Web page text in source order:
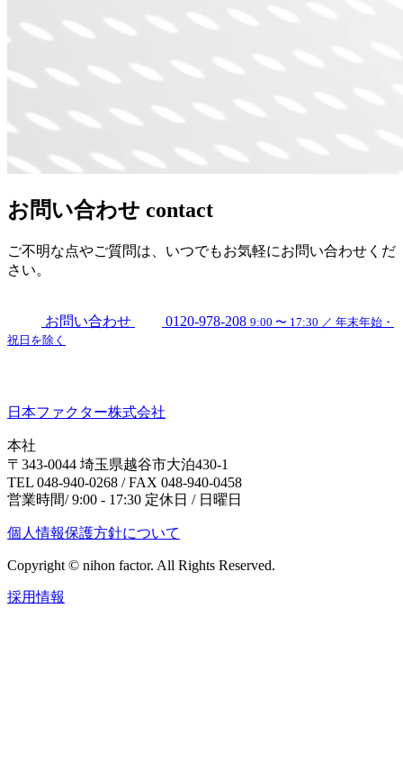
お問い合わせ contact
ご不明な点やご質問は、いつでもお気軽にお問い合わせくだ
さい。
お問い合わせ 0120-978-208 9:00 〜 17:30 ／ 年末年始・
祝日を除く
日本ファクター株式会社
本社
〒343-0044 埼玉県越谷市大泊430-1
TEL 048-940-0268 / FAX 048-940-0458
営業時間/ 9:00 - 17:30 定休日 / 日曜日
個人情報保護方針について
Copyright © nihon factor. All Rights Reserved.
採用情報